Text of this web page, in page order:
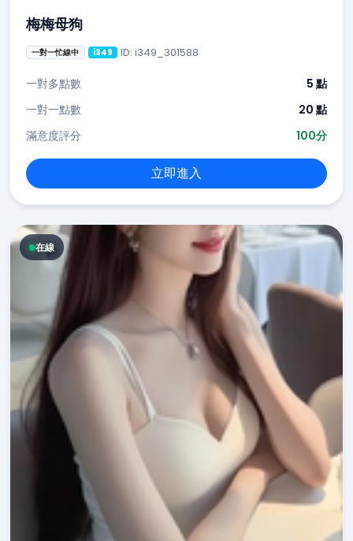
梅梅母狗
一對一忙線中 i349 ID: i349_301588
一對多點數
5 點
一對一點數
20 點
滿意度評分
100分
立即進入
在線